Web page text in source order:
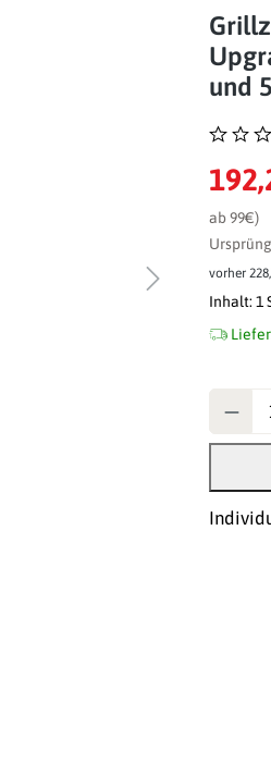
und
ab 99€)
vorher
Inhalt:1